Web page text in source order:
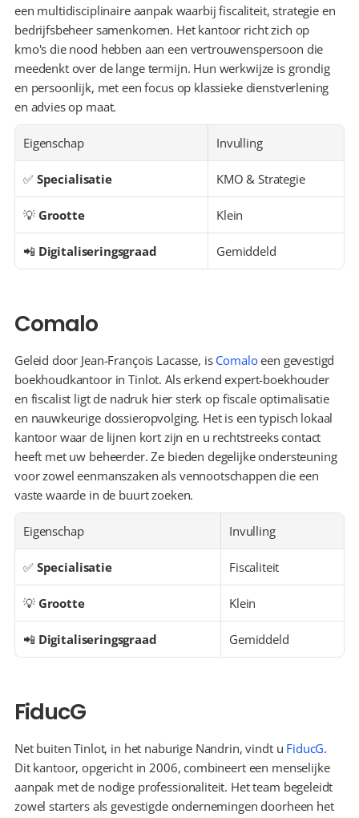
een multidisciplinaire aanpak waarbij fiscaliteit, strategie en
bedrijfsbeheer samenkomen. Het kantoor richt zich op
kmo's die nood hebben aan een vertrouwenspersoon die
meedenkt over de lange termijn. Hun werkwijze is grondig
en persoonlijk, met een focus op klassieke dienstverlening
en advies op maat.
Eigenschap Invulling
✅ Specialisatie KMO & Strategie
💡 Grootte Klein
📲 Digitaliseringsgraad Gemiddeld
Comalo
Geleid door Jean-François Lacasse, is Comalo een gevestigd
boekhoudkantoor in Tinlot. Als erkend expert-boekhouder
en fiscalist ligt de nadruk hier sterk op fiscale optimalisatie
en nauwkeurige dossieropvolging. Het is een typisch lokaal
kantoor waar de lijnen kort zijn en u rechtstreeks contact
heeft met uw beheerder. Ze bieden degelijke ondersteuning
voor zowel eenmanszaken als vennootschappen die een
vaste waarde in de buurt zoeken.
Eigenschap Invulling
✅ Specialisatie Fiscaliteit
💡 Grootte Klein
📲 Digitaliseringsgraad Gemiddeld
FiducG
Net buiten Tinlot, in het naburige Nandrin, vindt u FiducG.
Dit kantoor, opgericht in 2006, combineert een menselijke
aanpak met de nodige professionaliteit. Het team begeleidt
zowel starters als gevestigde ondernemingen doorheen het